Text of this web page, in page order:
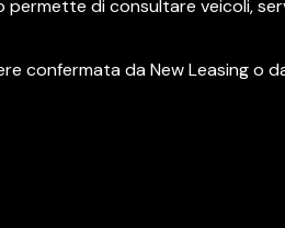
di consultare veicoli,
confermata da New Leasing